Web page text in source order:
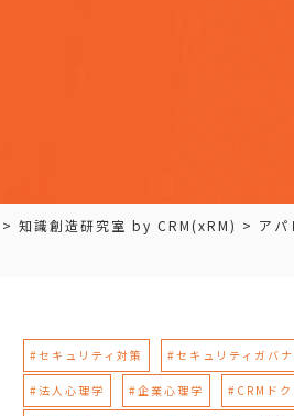
> 知識創造研究室 by CRM(xRM) > ア
#セキュリティ対策 #セキュリティガバ
#法人心理学 #企業心理学 #CRMドク